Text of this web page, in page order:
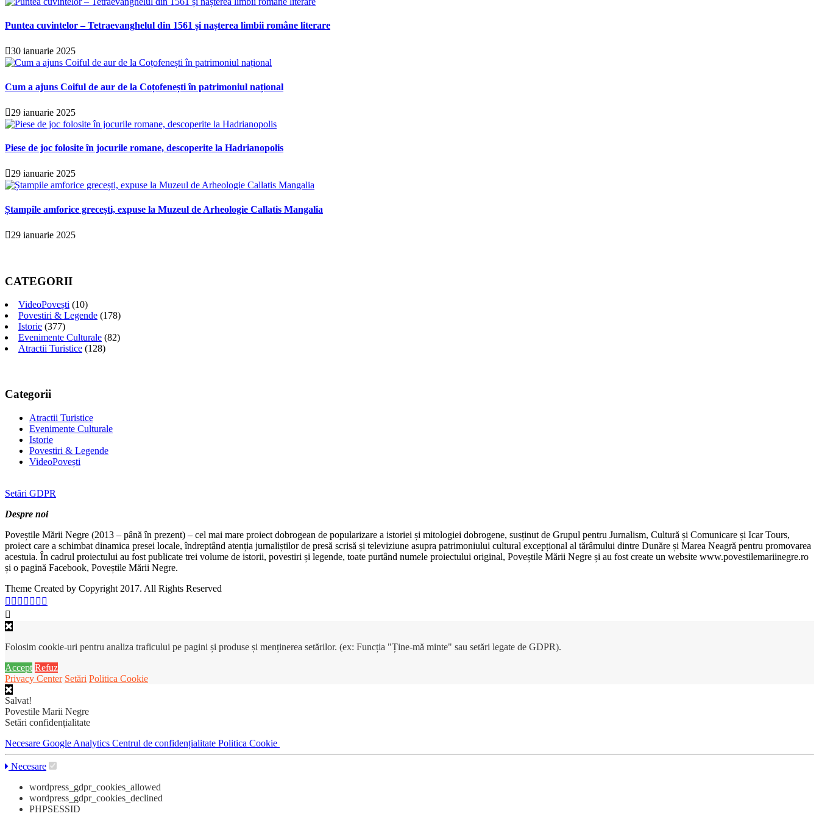
Puntea cuvintelor – Tetraevanghelul din 1561 și nașterea limbii române literare
30 ianuarie 2025
Cum a ajuns Coiful de aur de la Coțofenești în patrimoniul național
29 ianuarie 2025
Piese de joc folosite în jocurile romane, descoperite la Hadrianopolis
29 ianuarie 2025
Ștampile amforice grecești, expuse la Muzeul de Arheologie Callatis Mangalia
29 ianuarie 2025
CATEGORII
VideoPovești (10)
Povestiri & Legende (178)
Istorie (377)
Evenimente Culturale (82)
Atractii Turistice (128)
Categorii
Atractii Turistice
Evenimente Culturale
Istorie
Povestiri & Legende
VideoPovești
Setări GDPR
Despre noi
Poveștile Mării Negre (2013 – până în prezent) – cel mai mare proiect dobrogean de popularizare a istoriei și mitologiei dobrogene, susținut de Grupul pentru Jurnalism, Cultură și Comunicare și Icar Tours,
proiect care a schimbat dinamica presei locale, îndreptând atenția jurnaliștilor de presă scrisă și televiziune asupra patrimoniului cultural excepțional al tărâmului dintre Dunăre și Marea Neagră pentru promovarea
acestuia. În cadrul proiectului au fost publicate trei volume de istorii, povestiri și legende, toate purtând numele proiectului original, Poveștile Mării Negre și au fost create un website www.povestilemariinegre.ro
și o pagină Facebook, Poveștile Mării Negre.
Theme Created by Copyright 2017. All Rights Reserved
Folosim cookie-uri pentru analiza traficului pe pagini și produse și menținerea setărilor. (ex: Funcția "Ține-mă minte" sau setări legate de GDPR).
Accept Refuz
Privacy Center Setări Politica Cookie
Salvat!
Povestile Marii Negre
Setări confidențialitate
Necesare Google Analytics Centrul de confidențialitate Politica Cookie
Necesare
wordpress_gdpr_cookies_allowed
wordpress_gdpr_cookies_declined
PHPSESSID